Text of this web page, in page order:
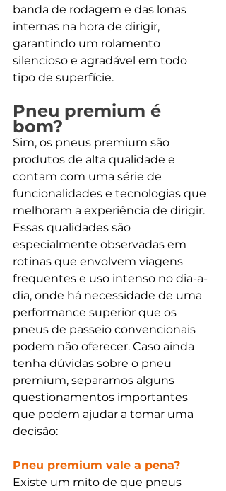
banda de rodagem e das lonas
internas na hora de dirigir,
garantindo um rolamento
silencioso e agradável em todo
tipo de superfície.
Pneu premium é
bom?
Sim, os pneus premium são
produtos de alta qualidade e
contam com uma série de
funcionalidades e tecnologias que
melhoram a experiência de dirigir.
Essas qualidades são
especialmente observadas em
rotinas que envolvem viagens
frequentes e uso intenso no dia-a-
dia, onde há necessidade de uma
performance superior que os
pneus de passeio convencionais
podem não oferecer. Caso ainda
tenha dúvidas sobre o pneu
premium, separamos alguns
questionamentos importantes
que podem ajudar a tomar uma
decisão:
Pneu premium vale a pena?
Existe um mito de que pneus